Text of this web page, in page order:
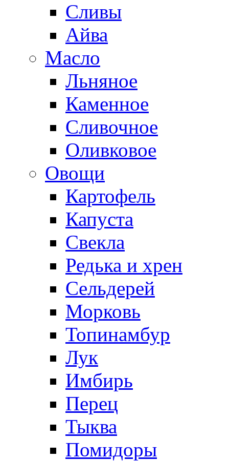
Сливы
Айва
Масло
Льняное
Каменное
Сливочное
Оливковое
Овощи
Картофель
Капуста
Свекла
Редька и хрен
Сельдерей
Морковь
Топинамбур
Лук
Имбирь
Перец
Тыква
Помидоры